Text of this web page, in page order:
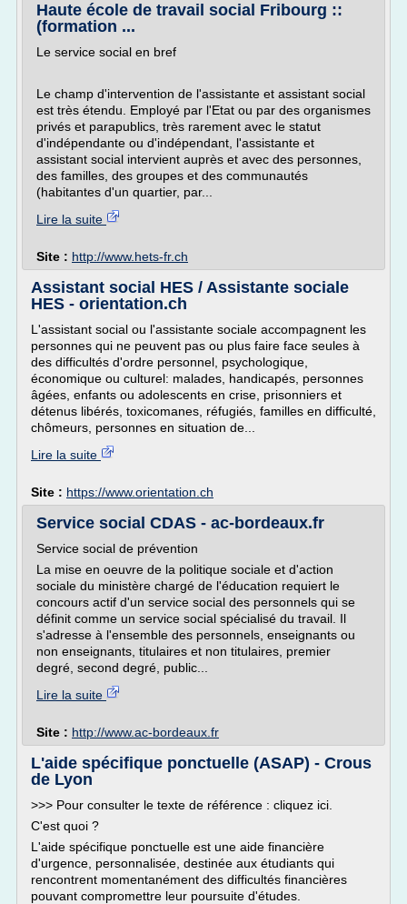
Haute école de travail social Fribourg ::
(formation ...
Le service social en bref
Le champ d'intervention de l'assistante et assistant social
est très étendu. Employé par l'Etat ou par des organismes
privés et parapublics, très rarement avec le statut
d'indépendante ou d'indépendant, l'assistante et
assistant social intervient auprès et avec des personnes,
des familles, des groupes et des communautés
(habitantes d'un quartier, par...
Lire la suite
Site : http://www.hets-fr.ch
Assistant social HES / Assistante sociale
HES - orientation.ch
L'assistant social ou l'assistante sociale accompagnent les
personnes qui ne peuvent pas ou plus faire face seules à
des difficultés d'ordre personnel, psychologique,
économique ou culturel: malades, handicapés, personnes
âgées, enfants ou adolescents en crise, prisonniers et
détenus libérés, toxicomanes, réfugiés, familles en difficulté,
chômeurs, personnes en situation de...
Lire la suite
Site : https://www.orientation.ch
Service social CDAS - ac-bordeaux.fr
Service social de prévention
La mise en oeuvre de la politique sociale et d'action
sociale du ministère chargé de l'éducation requiert le
concours actif d'un service social des personnels qui se
définit comme un service social spécialisé du travail. Il
s'adresse à l'ensemble des personnels, enseignants ou
non enseignants, titulaires et non titulaires, premier
degré, second degré, public...
Lire la suite
Site : http://www.ac-bordeaux.fr
L'aide spécifique ponctuelle (ASAP) - Crous
de Lyon
>>> Pour consulter le texte de référence : cliquez ici.
C'est quoi ?
L'aide spécifique ponctuelle est une aide financière
d'urgence, personnalisée, destinée aux étudiants qui
rencontrent momentanément des difficultés financières
pouvant compromettre leur poursuite d'études.